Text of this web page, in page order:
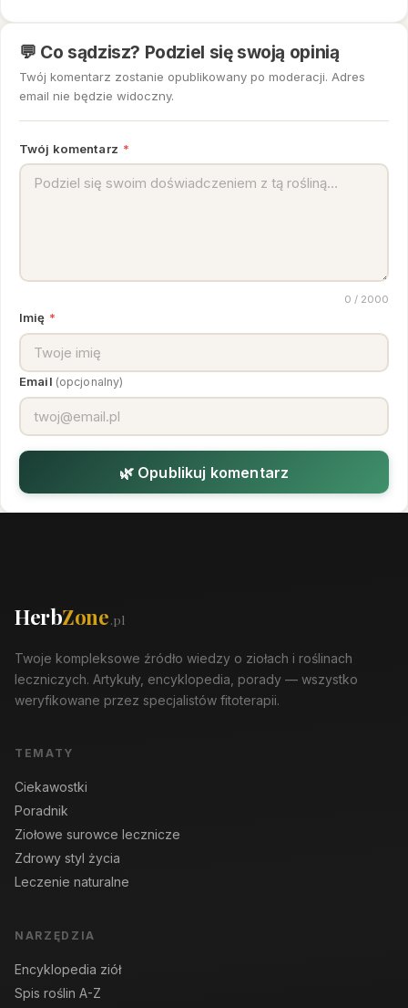
💬 Co sądzisz? Podziel się swoją opinią
Twój komentarz zostanie opublikowany po moderacji. Adres
email nie będzie widoczny.
Twój komentarz *
0 / 2000
Imię *
Email (opcjonalny)
🌿 Opublikuj komentarz
HerbZone.pl
Twoje kompleksowe źródło wiedzy o ziołach i roślinach
leczniczych. Artykuły, encyklopedia, porady — wszystko
weryfikowane przez specjalistów fitoterapii.
TEMATY
Ciekawostki
Poradnik
Ziołowe surowce lecznicze
Zdrowy styl życia
Leczenie naturalne
NARZĘDZIA
Encyklopedia ziół
Spis roślin A-Z